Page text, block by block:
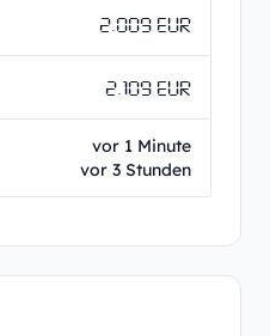
2.009 EUR
2.109 EUR
vor 1 Minute
vor 3 Stunden